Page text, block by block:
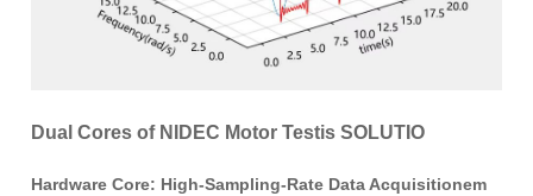
Dual Cores of NIDEC Motor Testis SOLUTIO
Hardware Core: High-Sampling-Rate Data Acquisitionem